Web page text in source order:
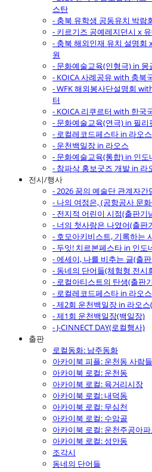
스탄
- 충북 유학생 공동유치 박람
- 키르기즈 공예레지던시 x
- 충북 해외인재 유치 설명회
원
- 문화예술교육(인형극) in 몽
- KOICA 사례공유 with 충북
- WFK 해외봉사단설명회
터
- KOICA 리쿠르터 with 한국
- 문화예술교육(연극) in 필리
- 로컬레코드페스타 in 라오스
- 운천백일장 in 라오스
- 문화예술교육(통합) in 인도
- 참파삭 홍보굿즈 개발 in 라
전시/행사
- 2026 꿈의 예술단 관계자간
- 나의 여정은, (공항공사 문
- 전지적 어린이 시점(출판기
- 너의 첫사랑은 나였어(출판
- 호모아키비스트, 기록하는
- 두잇! 치르본페스타 in 인도
- 에세이, 나를 비추는 글(출
- 동네의 단어들(체험형 전시
- 로컬아티스트의 탄생(출판
- 로컬레코드페스타 in 라오
- 제2회 운천백일장 in 라오
- 제1회 운천백일장(백일장)
- J-CINNECT DAY(로컬행사)
출판
로컬동화: 남주동화
아카이북 피플: 운천동 사람들
아카이북 로컬: 운천동
아카이북 로컬: 육거리시장
아카이북 로컬: 내덕동
아카이북 로컬: 무심천
아카이북 로컬: 수암골
아카이북 로컬: 운천주공아
아카이북 로컬: 성안동
조각시
동네의 단어들